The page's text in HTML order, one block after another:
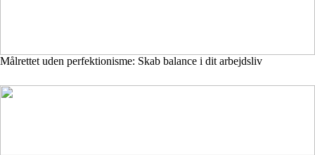
Målrettet uden perfektionisme: Skab balance i dit arbejdsliv